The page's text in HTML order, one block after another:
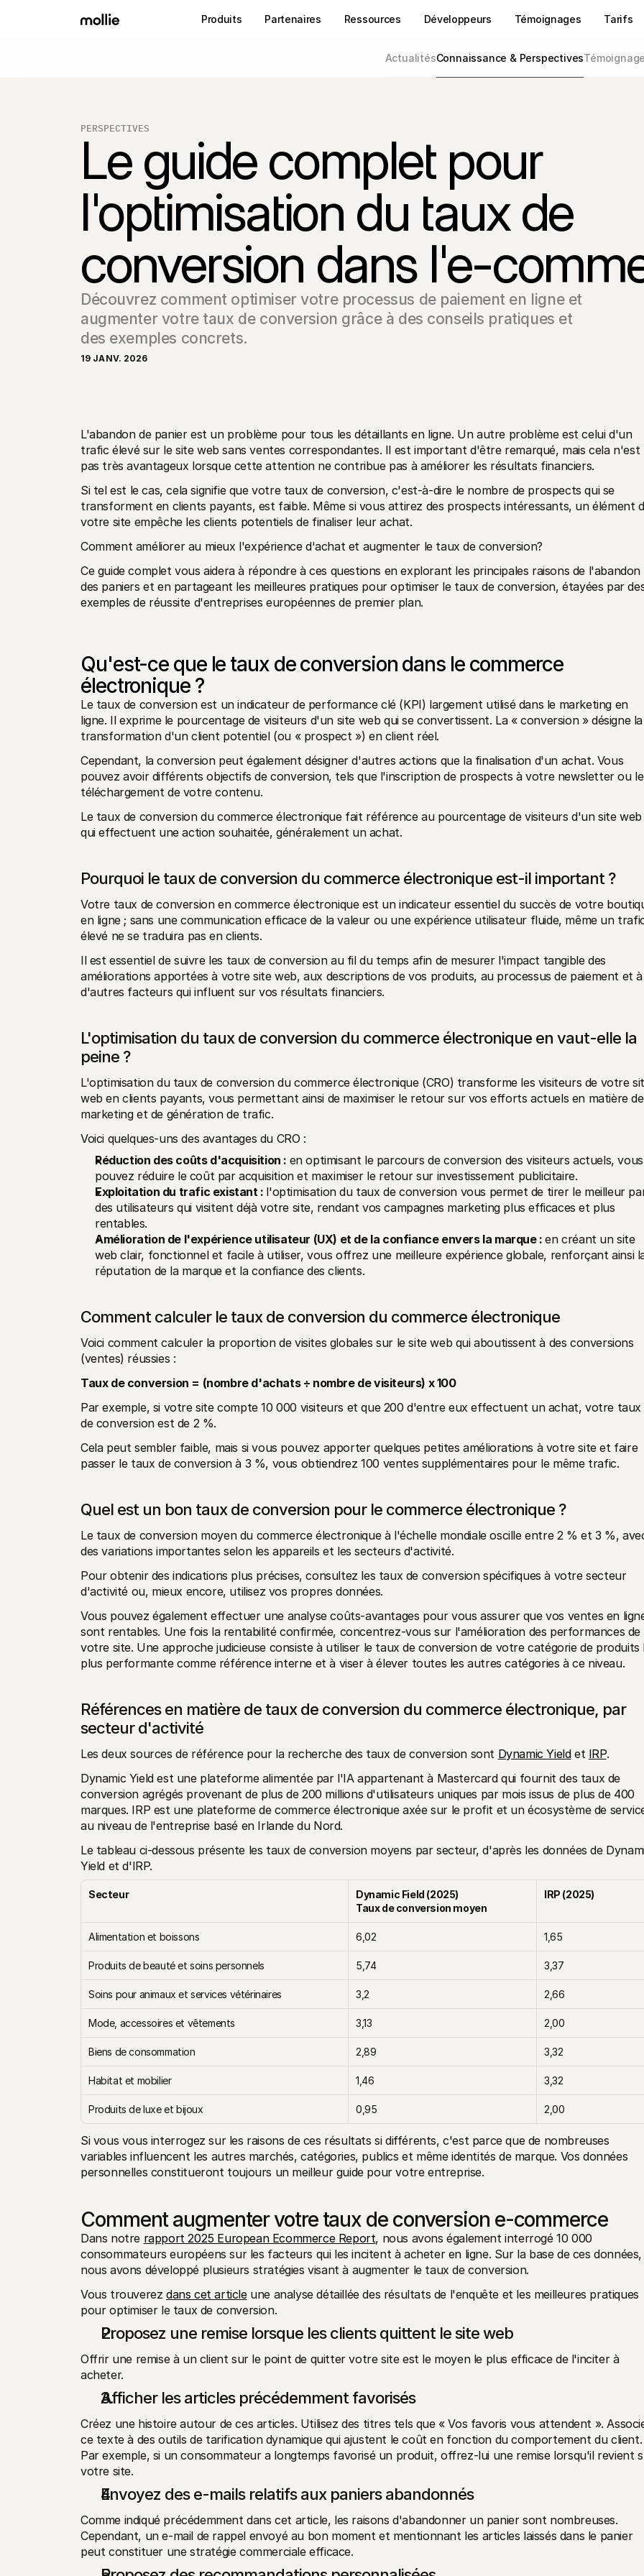
Produits Partenaires Ressources Développeurs Témoignages Tarifs
ActualitésConnaissance & Perspectives
PERSPECTIVES
Le guide complet pour
l'optimisation du taux de
conversion dans l'e-
Découvrez comment optimiser votre processus de paiement en ligne et
augmenter votre taux de conversion grâce à des conseils pratiques et
des exemples concrets.
19 JANV. 2026
L'abandon de panier est un problème pour tous les détaillants en ligne. Un autre problème est celui d'un
trafic élevé sur le site web sans ventes correspondantes. Il est important d'être remarqué, mais cela n'est
pas très avantageux lorsque cette attention ne contribue pas à améliorer les résultats financiers.
Si tel est le cas, cela signifie que votre taux de conversion, c'est-à-dire le nombre de prospects qui se
transforment en clients payants, est faible. Même si vous attirez des prospects intéressants, un élément
votre site empêche les clients potentiels de finaliser leur achat.
Comment améliorer au mieux l'expérience d'achat et augmenter le taux de conversion?
Ce guide complet vous aidera à répondre à ces questions en explorant les principales raisons de l'abandon
des paniers et en partageant les meilleures pratiques pour optimiser le taux de conversion, étayées par
exemples de réussite d'entreprises européennes de premier plan.
Qu'est-ce que le taux de conversion dans le commerce
électronique ?
Le taux de conversion est un indicateur de performance clé (KPI) largement utilisé dans le marketing en
ligne. Il exprime le pourcentage de visiteurs d'un site web qui se convertissent. La « conversion » désigne la
transformation d'un client potentiel (ou « prospect ») en client réel.
Cependant, la conversion peut également désigner d'autres actions que la finalisation d'un achat. Vous
pouvez avoir différents objectifs de conversion, tels que l'inscription de prospects à votre newsletter ou le
téléchargement de votre contenu.
Le taux de conversion du commerce électronique fait référence au pourcentage de visiteurs d'un site web
qui effectuent une action souhaitée, généralement un achat.
Pourquoi le taux de conversion du commerce électronique est-il important ?
Votre taux de conversion en commerce électronique est un indicateur essentiel du succès de votre
en ligne ; sans une communication efficace de la valeur ou une expérience utilisateur fluide, même un
élevé ne se traduira pas en clients.
Il est essentiel de suivre les taux de conversion au fil du temps afin de mesurer l'impact tangible des
améliorations apportées à votre site web, aux descriptions de vos produits, au processus de paiement et à
d'autres facteurs qui influent sur vos résultats financiers.
L'optimisation du taux de conversion du commerce électronique en vaut-elle la
peine ?
L'optimisation du taux de conversion du commerce électronique (CRO) transforme les visiteurs de votre
web en clients payants, vous permettant ainsi de maximiser le retour sur vos efforts actuels en matière de
marketing et de génération de trafic.
Voici quelques-uns des avantages du CRO :
Réduction des coûts d'acquisition : en optimisant le parcours de conversion des visiteurs actuels, vous
pouvez réduire le coût par acquisition et maximiser le retour sur investissement publicitaire.
Exploitation du trafic existant : l'optimisation du taux de conversion vous permet de tirer le meilleur
des utilisateurs qui visitent déjà votre site, rendant vos campagnes marketing plus efficaces et plus
rentables.
Amélioration de l'expérience utilisateur (UX) et de la confiance envers la marque : en créant un site
web clair, fonctionnel et facile à utiliser, vous offrez une meilleure expérience globale, renforçant ainsi
réputation de la marque et la confiance des clients.
Comment calculer le taux de conversion du commerce électronique
Voici comment calculer la proportion de visites globales sur le site web qui aboutissent à des conversions
(ventes) réussies :
Taux de conversion = (nombre d'achats ÷ nombre de visiteurs) x 100
Par exemple, si votre site compte 10 000 visiteurs et que 200 d'entre eux effectuent un achat, votre taux
de conversion est de 2 %.
Cela peut sembler faible, mais si vous pouvez apporter quelques petites améliorations à votre site et faire
passer le taux de conversion à 3 %, vous obtiendrez 100 ventes supplémentaires pour le même trafic.
Quel est un bon taux de conversion pour le commerce électronique ?
Le taux de conversion moyen du commerce électronique à l'échelle mondiale oscille entre 2 % et 3 %,
des variations importantes selon les appareils et les secteurs d'activité.
Pour obtenir des indications plus précises, consultez les taux de conversion spécifiques à votre secteur
d'activité ou, mieux encore, utilisez vos propres données.
Vous pouvez également effectuer une analyse coûts-avantages pour vous assurer que vos ventes en
sont rentables. Une fois la rentabilité confirmée, concentrez-vous sur l'amélioration des performances de
votre site. Une approche judicieuse consiste à utiliser le taux de conversion de votre catégorie de produits
plus performante comme référence interne et à viser à élever toutes les autres catégories à ce niveau.
Références en matière de taux de conversion du commerce électronique, par
secteur d'activité
Les deux sources de référence pour la recherche des taux de conversion sont Dynamic Yield et IRP.
Dynamic Yield est une plateforme alimentée par l'IA appartenant à Mastercard qui fournit des taux de
conversion agrégés provenant de plus de 200 millions d'utilisateurs uniques par mois issus de plus de 400
marques. IRP est une plateforme de commerce électronique axée sur le profit et un écosystème de
au niveau de l'entreprise basé en Irlande du Nord.
Le tableau ci-dessous présente les taux de conversion moyens par secteur, d'après les données de
Yield et d'IRP.
Secteur
Dynamic Field (2025)
Taux de conversion moyen
IRP (2025)
Alimentation et boissons 6,02 1,65
Produits de beauté et soins personnels 5,74 3,37
Soins pour animaux et services vétérinaires 3,2 2,66
Mode, accessoires et vêtements 3,13 2,00
Biens de consommation 2,89 3,32
Habitat et mobilier 1,46 3,32
Produits de luxe et bijoux 0,95 2,00
Si vous vous interrogez sur les raisons de ces résultats si différents, c'est parce que de nombreuses
variables influencent les autres marchés, catégories, publics et même identités de marque. Vos données
personnelles constitueront toujours un meilleur guide pour votre entreprise.
Comment augmenter votre taux de conversion e-commerce
Dans notre rapport 2025 European Ecommerce Report, nous avons également interrogé 10 000
consommateurs européens sur les facteurs qui les incitent à acheter en ligne. Sur la base de ces données,
nous avons développé plusieurs stratégies visant à augmenter le taux de conversion.
Vous trouverez dans cet article une analyse détaillée des résultats de l'enquête et les meilleures pratiques
pour optimiser le taux de conversion.
Proposez une remise lorsque les clients quittent le site web
Offrir une remise à un client sur le point de quitter votre site est le moyen le plus efficace de l'inciter à
acheter.
Afficher les articles précédemment favorisés
Créez une histoire autour de ces articles. Utilisez des titres tels que « Vos favoris vous attendent ».
ce texte à des outils de tarification dynamique qui ajustent le coût en fonction du comportement du client.
Par exemple, si un consommateur a longtemps favorisé un produit, offrez-lui une remise lorsqu'il revient
votre site.
Envoyez des e-mails relatifs aux paniers abandonnés
Comme indiqué précédemment dans cet article, les raisons d'abandonner un panier sont nombreuses.
Cependant, un e-mail de rappel envoyé au bon moment et mentionnant les articles laissés dans le panier
peut constituer une stratégie commerciale efficace.